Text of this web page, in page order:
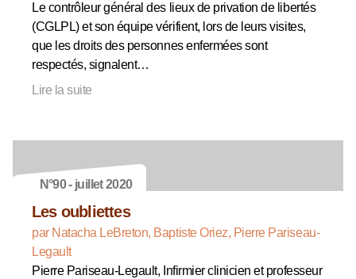
Le contrôleur général des lieux de privation de libertés
(CGLPL) et son équipe vérifient, lors de leurs visites,
que les droits des personnes enfermées sont
respectés, signalent…
Lire la suite
N°90 - juillet 2020
Les oubliettes
par Natacha LeBreton, Baptiste Oriez, Pierre Pariseau-
Legault
Pierre Pariseau-Legault, Infirmier clinicien et professeur